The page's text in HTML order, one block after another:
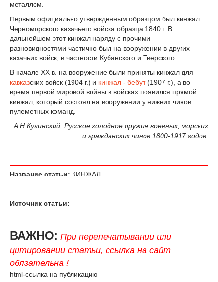
металлом.
Первым официально утвержденным образцом был кинжал
Чер­номорского казачьего войска образца 1840 г. В
дальнейшем этот кинжал наряду с прочими
разновидностями частично был на воору­жении в других
казачьих войск, в частности Кубанского и Тверского.
В начале XX в. на вооружение были приняты кинжал для
кавказ­ских войск (1904 г.) и кинжал - бебут(1907 г.), а во
время первой мировой войны в войсках появился прямой
кинжал, который состоял на вооружении у нижних чинов
пулеметных команд.
А.Н.Кулинский, Русское холодное оружие военных, морских
и гражданских чинов 1800-1917 годов.
Название статьи: КИНЖАЛ
Источник статьи:
ВАЖНО: При перепечатывании или
цитировании статьи, ссылка на сайт
обязательна !
html-ссылка на публикацию